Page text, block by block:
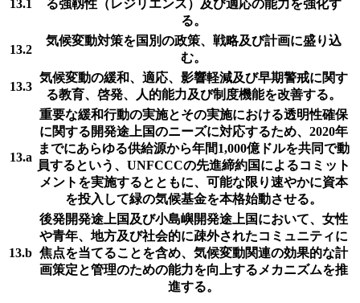
13.1
る強靱性（レジリエンス）及び適応の能力を強化す
る。
13.2
気候変動対策を国別の政策、戦略及び計画に盛り込
む。
13.3
気候変動の緩和、適応、影響軽減及び早期警戒に関す
る教育、啓発、人的能力及び制度機能を改善する。
13.a
重要な緩和行動の実施とその実施における透明性確保
に関する開発途上国のニーズに対応するため、2020年
までにあらゆる供給源から年間1,000億ドルを共同で動
員するという、UNFCCCの先進締約国によるコミット
メントを実施するとともに、可能な限り速やかに資本
を投入して緑の気候基金を本格始動させる。
13.b
後発開発途上国及び小島嶼開発途上国において、女性
や青年、地方及び社会的に疎外されたコミュニティに
焦点を当てることを含め、気候変動関連の効果的な計
画策定と管理のための能力を向上するメカニズムを推
進する。